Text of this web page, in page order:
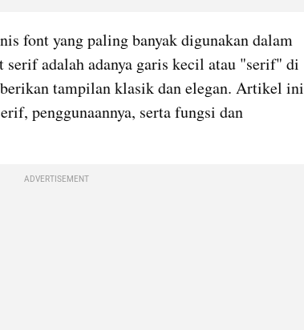
font yang paling banyak digunakan dalam
adalah adanya garis kecil atau "serif" di
tampilan klasik dan elegan. Artikel ini
penggunaannya, serta fungsi dan
ADVERTISEMENT